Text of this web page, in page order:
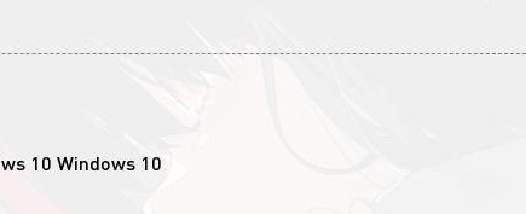
Windows 10